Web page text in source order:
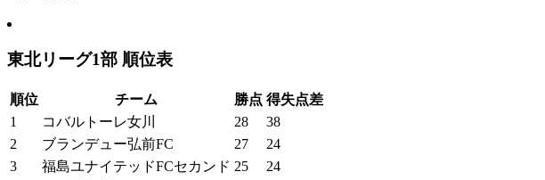
東北リーグ1部 順位表
順位 チーム 勝点 得失点差
1
コバルトーレ女川 28
38
2
ブランデュー弘前FC 27
24
3
福島ユナイテッドFCセカンド 25
24